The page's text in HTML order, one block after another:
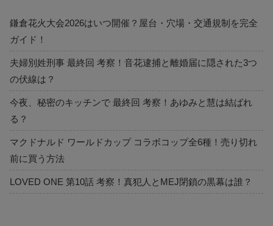
鎌倉花火大会2026はいつ開催？屋台・穴場・交通規制を完全
ガイド！
夫婦別姓刑事 最終回 考察！音花逮捕と離婚届に隠された3つ
の伏線は？
今夜、秘密のキッチンで 最終回 考察！あゆみと慧は結ばれ
る？
マクドナルド ワールドカップ コラボコップ全6種！売り切れ
前に買う方法
LOVED ONE 第10話 考察！真犯人とMEJ閉鎖の黒幕は誰？